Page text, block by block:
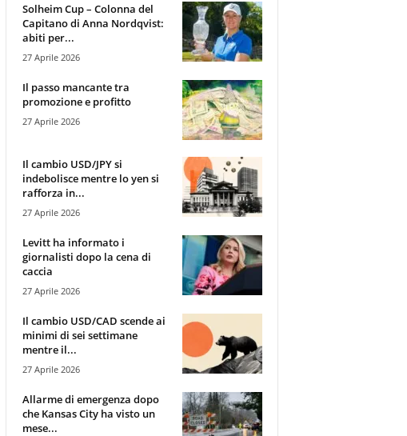
Solheim Cup – Colonna del
Capitano di Anna Nordqvist:
abiti per...
27 Aprile 2026
Il passo mancante tra
promozione e profitto
27 Aprile 2026
Il cambio USD/JPY si
indebolisce mentre lo yen si
rafforza in...
27 Aprile 2026
Levitt ha informato i
giornalisti dopo la cena di
caccia
27 Aprile 2026
Il cambio USD/CAD scende ai
minimi di sei settimane
mentre il...
27 Aprile 2026
Allarme di emergenza dopo
che Kansas City ha visto un
mese...